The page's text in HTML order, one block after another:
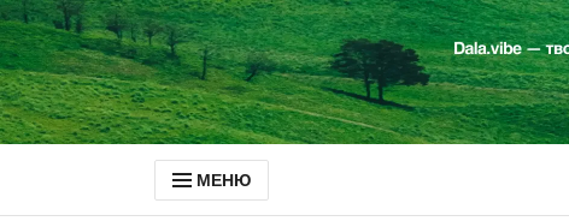
МЕНЮ